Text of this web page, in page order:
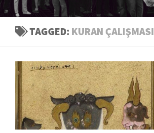
TAGGED: KURAN ÇALIŞMASI